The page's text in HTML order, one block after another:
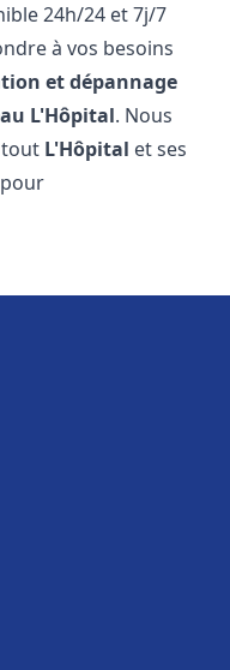
24h/24 et 7j/7
à vos besoins
et dépannage
L'Hôpital. Nous
L'Hôpital et ses